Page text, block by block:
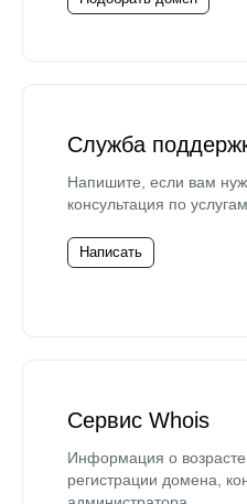
Служба
Напишите, если вам
консультация по услугам.
Написать
Сервис Whois
Информация о возрасте
регистрации домена,